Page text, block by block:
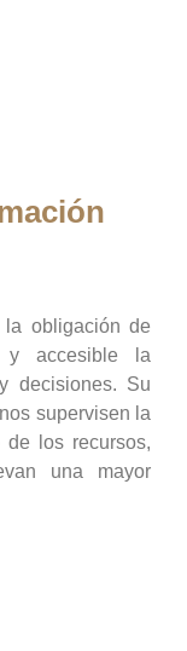
la obligación de
y accesible la
decisiones. Su
supervisen la
de los recursos,
una mayor